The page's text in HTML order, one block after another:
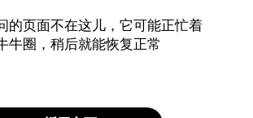
的页面不在这儿，它可能正忙着
牛圈，稍后就能恢复正常